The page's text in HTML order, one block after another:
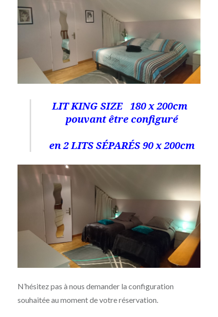
LIT KING SIZE 180 x 200cm
pouvant être configuré
en 2 LITS SÉPARÉS 90 x 200cm
N’hésitez pas à nous demander la configuration
souhaitée au moment de votre réservation.